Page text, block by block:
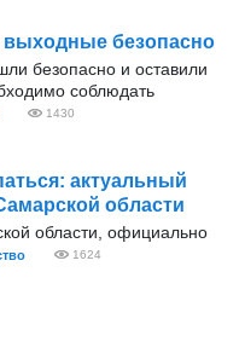
безопасно
безопасно и оставили
соблюдать
1430
актуальный
области
области, официально
1624